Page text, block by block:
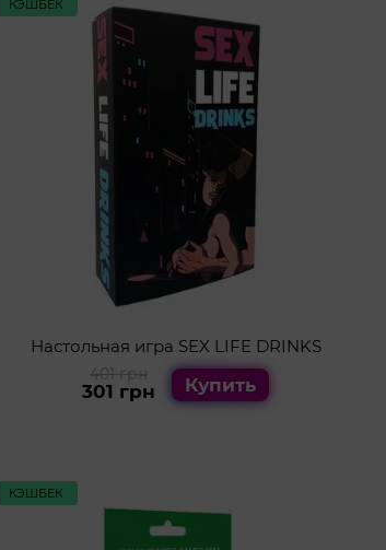
КЭШБЕК
Настольная игра SEX LIFE DRINKS
401 грн
301 грн Купить
КЭШБЕК